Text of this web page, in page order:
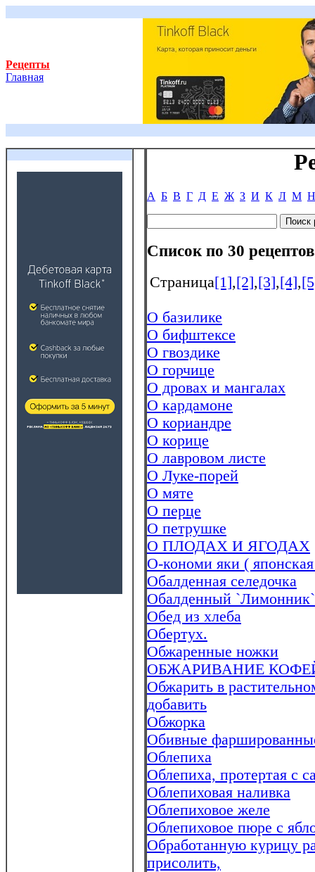
Рецепты
Главная
А Б В Г Д Е Ж З И К Л М Н
Список по 30
Страница[1],[2],[3],[4],
О базилике
О бифштексе
О гвоздике
О горчице
О дровах и мангалах
О кардамоне
О кориандре
О корице
О лавровом листе
О Луке-порей
О мяте
О перце
О петрушке
О ПЛОДАХ И ЯГОДАХ
О-кономи яки (
Обалденная селедочка
Обалденный `Лимонник`
Обед из хлеба
Обертух.
Обжаренные ножки
ОБЖАРИВАНИЕ
Обжарить в
добавить
Обжорка
Обивные
Облепиха
Облепиха, протертая с
Облепиховая наливка
Облепиховое желе
Облепиховое пюре с
Обработанную курицу
присолить,